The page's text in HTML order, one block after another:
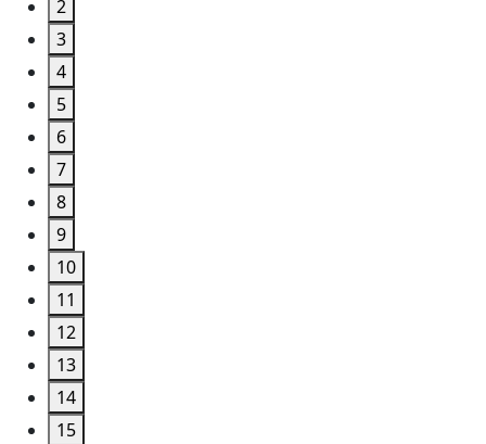
2
3
4
5
6
7
8
9
10
11
12
13
14
15